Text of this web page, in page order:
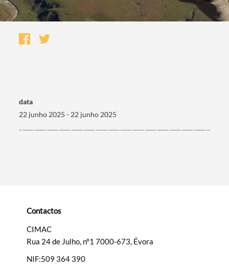
Categorias gerais
data
22 junho 2025 - 22 junho 2025
Contactos
CIMAC
Rua 24 de Julho, nº1 7000-673, Évora
NIF:509 364 390